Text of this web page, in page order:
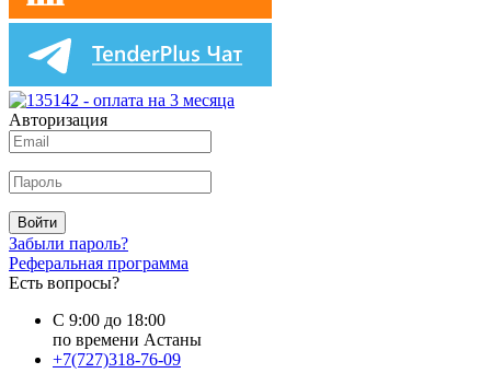
Авторизация
Войти
Забыли пароль?
Реферальная программа
Есть вопросы?
С 9:00 до 18:00
по времени Астаны
+7(727)318-76-09